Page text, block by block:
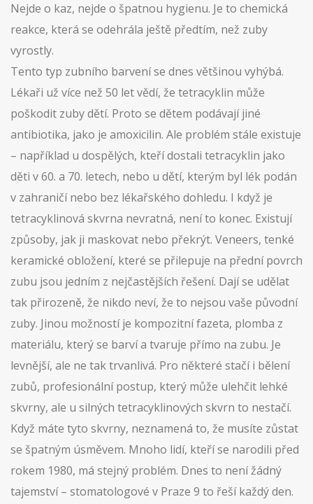
Nejde o kaz, nejde o špatnou hygienu. Je to chemická
reakce, která se odehrála ještě předtím, než zuby
vyrostly.
Tento typ zubního barvení se dnes většinou vyhýbá.
Lékaři už více než 50 let vědí, že tetracyklin může
poškodit zuby dětí. Proto se dětem podávají jiné
antibiotika, jako je amoxicilin. Ale problém stále existuje
– například u dospělých, kteří dostali tetracyklin jako
děti v 60. a 70. letech, nebo u dětí, kterým byl lék podán
v zahraničí nebo bez lékařského dohledu. I když je
tetracyklinová skvrna nevratná, není to konec. Existují
způsoby, jak ji maskovat nebo překrýt. Veneers, tenké
keramické obložení, které se přilepuje na přední povrch
zubu jsou jedním z nejčastějších řešení. Dají se udělat
tak přirozeně, že nikdo neví, že to nejsou vaše původní
zuby. Jinou možností je kompozitní fazeta, plomba z
materiálu, který se barví a tvaruje přímo na zubu. Je
levnější, ale ne tak trvanlivá. Pro některé stačí i bělení
zubů, profesionální postup, který může ulehčit lehké
skvrny, ale u silných tetracyklinových skvrn to nestačí.
Když máte tyto skvrny, neznamená to, že musíte zůstat
se špatným úsměvem. Mnoho lidí, kteří se narodili před
rokem 1980, má stejný problém. Dnes to není žádný
tajemství – stomatologové v Praze 9 to řeší každý den.